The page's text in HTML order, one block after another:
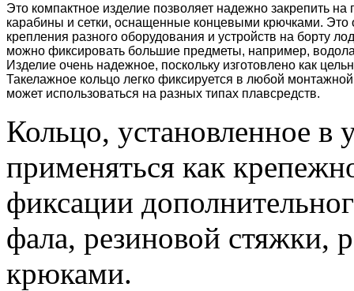
Это компактное изделие позволяет надежно закрепить
карабины и сетки, оснащенные концевыми крючками.
крепления разного оборудования и устройств на борту
можно фиксировать большие предметы, например,
Изделие очень надежное, поскольку изготовлено как
Такелажное кольцо легко фиксируется в любой
может использоваться на разных типах плавсредств.
Кольцо, установленное в
применяться как
фиксации
фала, резиновой стяжки,
крюками.